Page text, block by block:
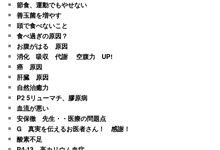
節食、運動でもやせない
善玉菌を増やす
頭で食べないこと
食べ過ぎの原因？
お腹がはる 原因
消化 吸収 代謝 空腹力 UP!
癌 原因
肝臓 原因
自然治癒力
P2 5リューマチ、膠原病
血流が悪い
安保徹 先生・・医療の問題点
G 真実を伝えるお医者さん！ 感謝！
酸素不足